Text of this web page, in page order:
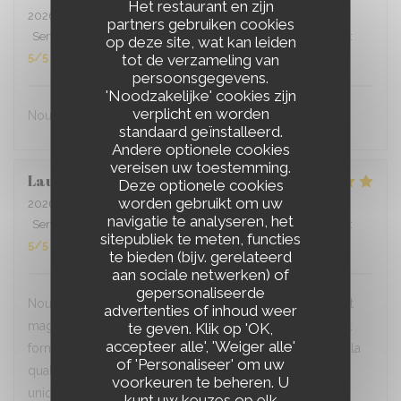
Het restaurant en zijn
partners gebruiken cookies
op deze site, wat kan leiden
tot de verzameling van
persoonsgegevens.
'Noodzakelijke' cookies zijn
verplicht en worden
standaard geïnstalleerd.
Andere optionele cookies
vereisen uw toestemming.
Deze optionele cookies
worden gebruikt om uw
navigatie te analyseren, het
sitepubliek te meten, functies
te bieden (bijv. gerelateerd
aan sociale netwerken) of
gepersonaliseerde
advertenties of inhoud weer
te geven. Klik op 'OK,
accepteer alle', 'Weiger alle'
of 'Personaliseer' om uw
voorkeuren te beheren. U
2026-07-02
- 12:30 - Gasten 19
Service
Atmosfeer 5/5 Keuken: 5/5 Kwaliteit / Prijs
:
5/5
Nous nous sommes régalés
Lauri
2026-07-01
- 19:30 - Gasten 2
Service
Atmosfeer: 5/5 Keuken: 5/5 Kwaliteit / Prijs
:
5/5
Nous habitons tout près et venons souvent. Le cadre est
magnifique et le personnel ainsi que les bénévoles sont
formidables. La cuisine maison est délicieuse (même si la
qualité est parfois inégale). C'est un endroit vraiment
unique!